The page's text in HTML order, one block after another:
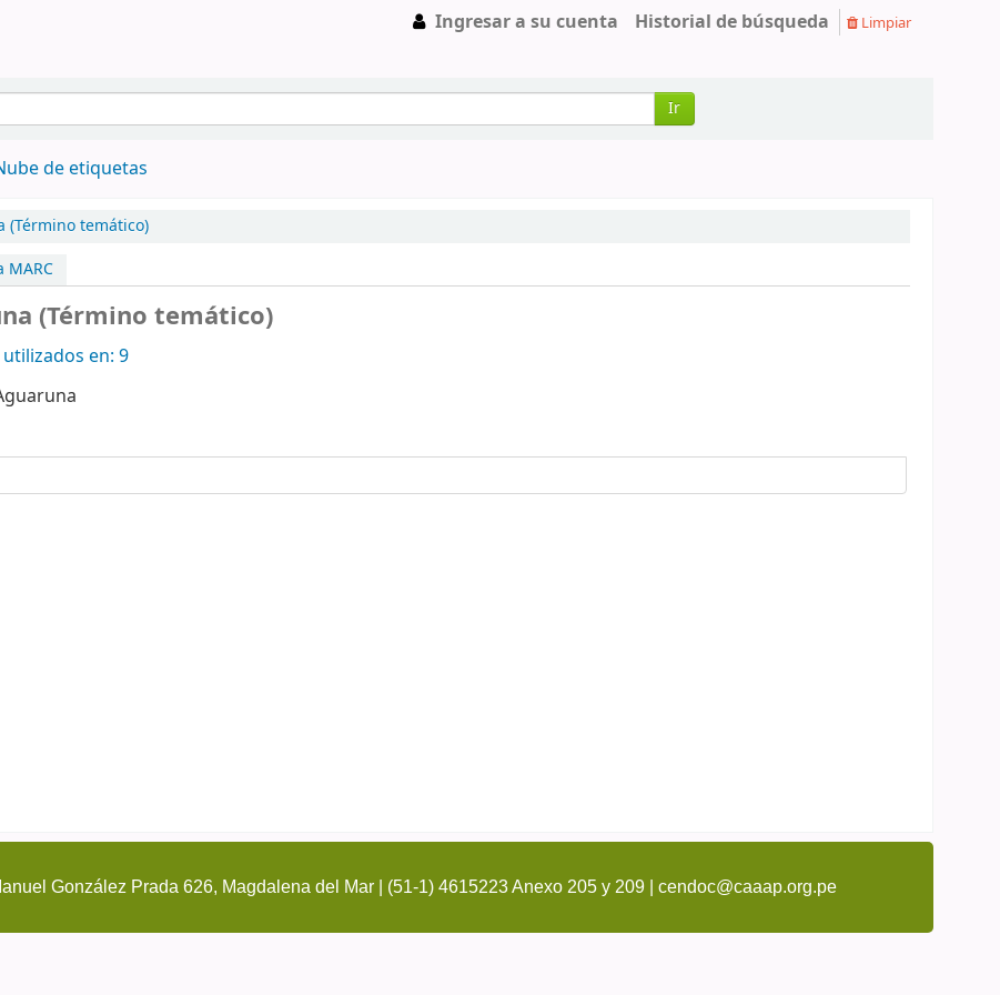
Ingresar a su cuenta Historial de búsqueda Limpiar
Ir
de etiquetas
(Término temático)
MARC
(Término temático)
en: 9
González Prada 626, Magdalena del Mar | (51-1) 4615223 Anexo 205 y 209 | cendoc@caaap.org.pe